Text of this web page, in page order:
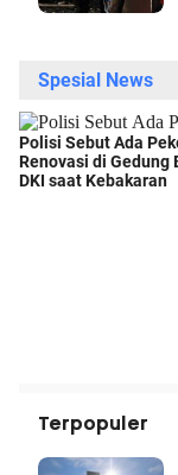
Terpopuler